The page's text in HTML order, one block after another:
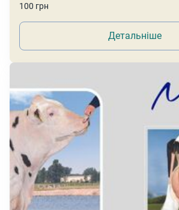
100 грн
Детальніше